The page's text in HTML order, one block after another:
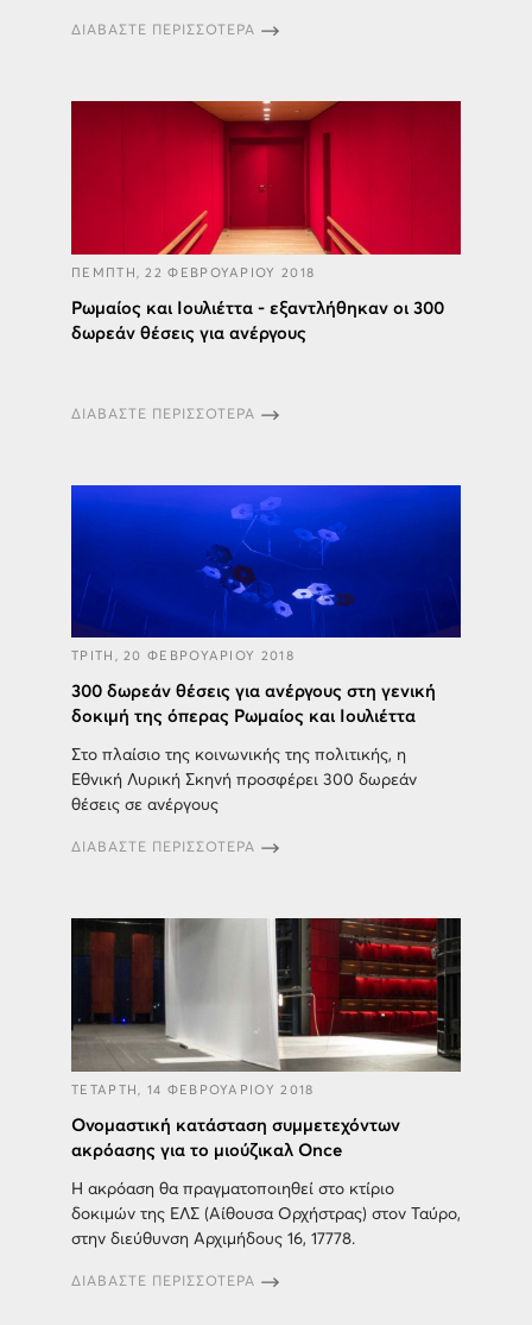
ΔΙΑΒΑΣΤΕ ΠΕΡΙΣΣΟΤΕΡΑ
ΠΕΜΠΤΗ, 22 ΦΕΒΡΟΥΑΡΙΟΥ 2018
Ρωμαίος και Ιουλιέττα - εξαντλήθηκαν οι 300
δωρεάν θέσεις για ανέργους
ΔΙΑΒΑΣΤΕ ΠΕΡΙΣΣΟΤΕΡΑ
ΤΡΙΤΗ, 20 ΦΕΒΡΟΥΑΡΙΟΥ 2018
300 δωρεάν θέσεις για ανέργους στη γενική
δοκιμή της όπερας Ρωμαίος και Ιουλιέττα
Στο πλαίσιο της κοινωνικής της πολιτικής, η
Εθνική Λυρική Σκηνή προσφέρει 300 δωρεάν
θέσεις σε ανέργους
ΔΙΑΒΑΣΤΕ ΠΕΡΙΣΣΟΤΕΡΑ
ΤΕΤΑΡΤΗ, 14 ΦΕΒΡΟΥΑΡΙΟΥ 2018
Ονομαστική κατάσταση συμμετεχόντων
ακρόασης για το μιούζικαλ Once
Η ακρόαση θα πραγματοποιηθεί στο κτίριο
δοκιμών της ΕΛΣ (Αίθουσα Ορχήστρας) στον Ταύρο,
στην διεύθυνση Aρχιμήδους 16, 17778.
ΔΙΑΒΑΣΤΕ ΠΕΡΙΣΣΟΤΕΡΑ